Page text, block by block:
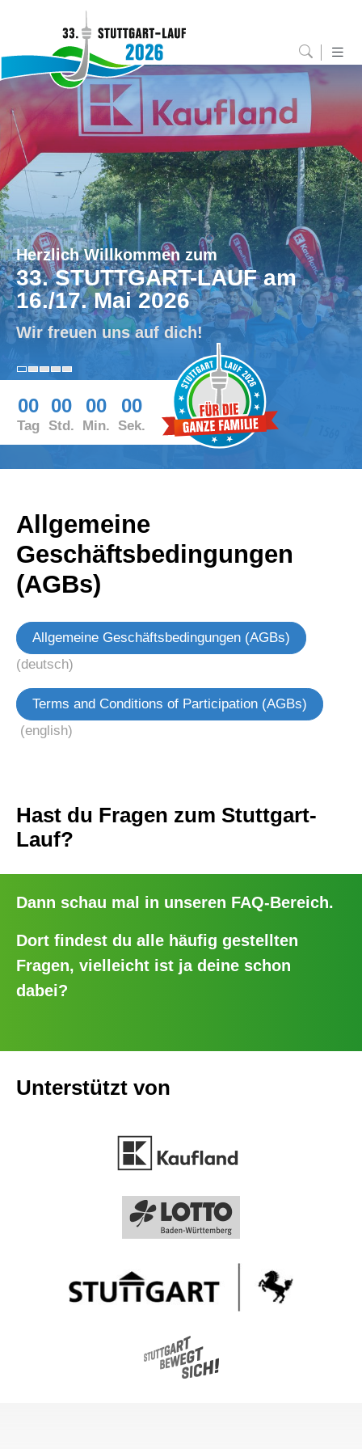
Herzlich Willkommen zum
33. STUTTGART-LAUF am
16./17. Mai 2026
Wir freuen uns auf dich!
00
Tag
00
Std.
00
Min.
00
Sek.
Allgemeine
Geschäftsbedingungen
(AGBs)
Allgemeine Geschäftsbedingungen (AGBs)
(deutsch)
Terms and Conditions of Participation (AGBs)
(english)
Hast du Fragen zum Stuttgart-
Lauf?
Dann schau mal in unseren FAQ-Bereich.
Dort findest du alle häufig gestellten
Fragen, vielleicht ist ja deine schon
dabei?
Unterstützt von